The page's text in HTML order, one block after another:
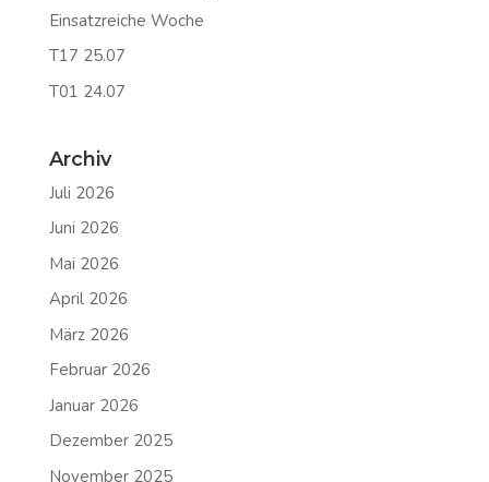
Einsatzreiche Woche
T17 25.07
T01 24.07
Archiv
Juli 2026
Juni 2026
Mai 2026
April 2026
März 2026
Februar 2026
Januar 2026
Dezember 2025
November 2025